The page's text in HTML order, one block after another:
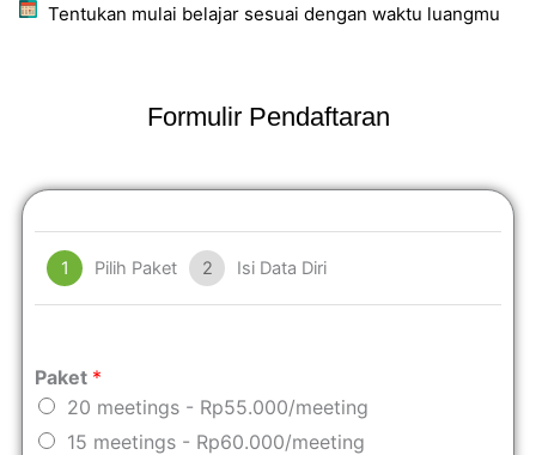
Tentukan mulai belajar sesuai dengan waktu luangmu
Formulir Pendaftaran
1 Pilih Paket 2 Isi Data Diri
Paket *
20 meetings - Rp55.000/meeting
15 meetings - Rp60.000/meeting